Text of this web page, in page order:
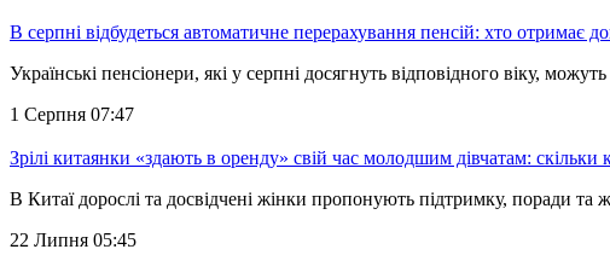
В серпні відбудеться автоматичне перерахування пенсій: хто отримає
Українські пенсіонери, які у серпні досягнуть відповідного віку,
1 Серпня 07:47
Зрілі китаянки «здають в оренду» свій час молодшим дівчатам:
В Китаї дорослі та досвідчені жінки пропонують підтримку, поради
22 Липня 05:45